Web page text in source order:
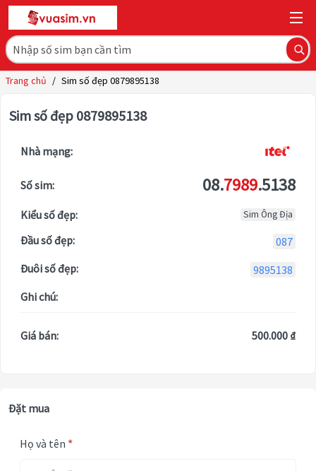
Trang chủ / Sim số đẹp 0879895138
Sim số đẹp 0879895138
Nhà mạng:
Số sim: 08.7989.5138
Kiểu số đẹp: Sim Ông Địa
Đầu số đẹp:
087
Đuôi số đẹp:
9895138
Ghi chú:
Giá bán: 500.000 ₫
Đặt mua
Họ và tên *